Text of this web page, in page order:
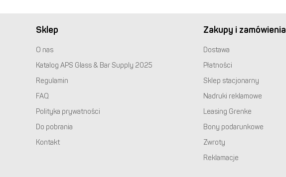
Sklep
O nas
Katalog APS Glass & Bar Supply 2025
Regulamin
FAQ
Polityka prywatności
Do pobrania
Kontakt
Zakupy i zamówienia
Dostawa
Płatności
Sklep stacjonarny
Nadruki reklamowe
Leasing Grenke
Bony podarunkowe
Zwroty
Reklamacje